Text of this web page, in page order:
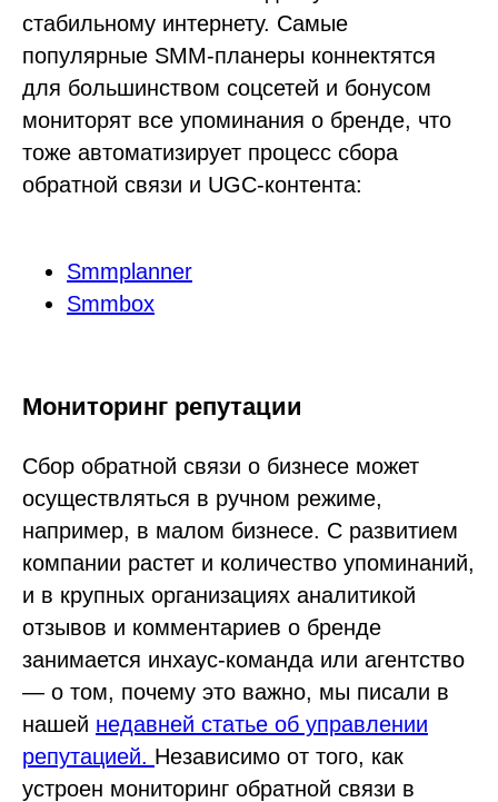
стабильному интернету. Самые
популярные SMM-планеры коннектятся
для большинством соцсетей и бонусом
мониторят все упоминания о бренде, что
тоже автоматизирует процесс сбора
обратной связи и UGC-контента:
Smmplanner
Smmbox
Мониторинг репутации
Сбор обратной связи о бизнесе может
осуществляться в ручном режиме,
например, в малом бизнесе. С развитием
компании растет и количество упоминаний,
и в крупных организациях аналитикой
отзывов и комментариев о бренде
занимается инхаус-команда или агентство
— о том, почему это важно, мы писали в
нашей недавней статье об управлении
репутацией. Независимо от того, как
устроен мониторинг обратной связи в